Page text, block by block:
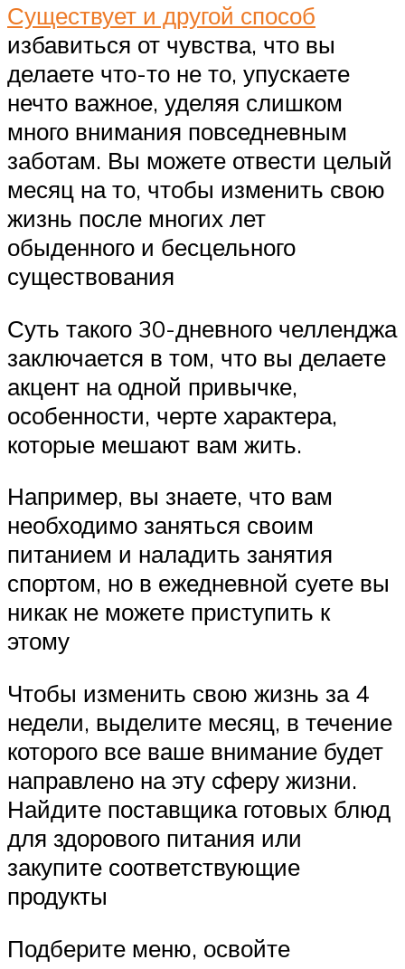
Существует и другой способ
избавиться от чувства, что вы
делаете что-то не то, упускаете
нечто важное, уделяя слишком
много внимания повседневным
заботам. Вы можете отвести целый
месяц на то, чтобы изменить свою
жизнь после многих лет
обыденного и бесцельного
существования
Суть такого 30-дневного челленджа
заключается в том, что вы делаете
акцент на одной привычке,
особенности, черте характера,
которые мешают вам жить.
Например, вы знаете, что вам
необходимо заняться своим
питанием и наладить занятия
спортом, но в ежедневной суете вы
никак не можете приступить к
этому
Чтобы изменить свою жизнь за 4
недели, выделите месяц, в течение
которого все ваше внимание будет
направлено на эту сферу жизни.
Найдите поставщика готовых блюд
для здорового питания или
закупите соответствующие
продукты
Подберите меню, освойте